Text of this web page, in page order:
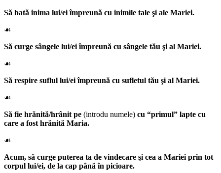
Să bată inima lui/ei împreună cu inimile tale şi ale Mariei.
☙
Să curge sângele lui/ei împreună cu sângele tău şi al Mariei.
☙
Să respire suflul lui/ei împreună cu sufletul tău şi al Mariei.
☙
Să fie hrănită/hrânit pe (introdu numele) cu “primul” lapte cu
care a fost hrănită Maria.
☙
Acum, să curge puterea ta de vindecare şi cea a Mariei prin tot
corpul lui/ei, de la cap până în picioare.